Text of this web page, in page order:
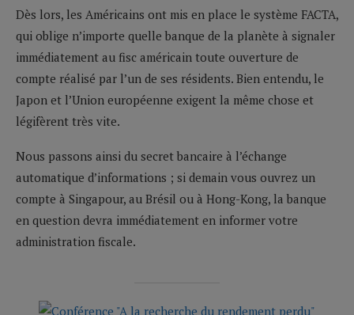
Dès lors, les Américains ont mis en place le système FACTA,
qui oblige n’importe quelle banque de la planète à signaler
immédiatement au fisc américain toute ouverture de
compte réalisé par l’un de ses résidents. Bien entendu, le
Japon et l’Union européenne exigent la même chose et
légifèrent très vite.
Nous passons ainsi du secret bancaire à l’échange
automatique d’informations ; si demain vous ouvrez un
compte à Singapour, au Brésil ou à Hong-Kong, la banque
en question devra immédiatement en informer votre
administration fiscale.